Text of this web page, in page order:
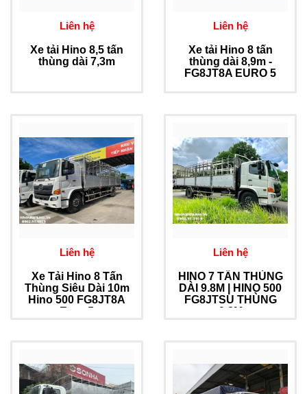
Liên hệ
Xe tải Hino 8,5 tấn
thùng dài 7,3m
Liên hệ
Xe tải Hino 8 tấn
thùng dài 8,9m -
FG8JT8A EURO 5
Liên hệ
Xe Tải Hino 8 Tấn
Thùng Siêu Dài 10m
Hino 500 FG8JT8A
Euro 5
Liên hệ
HINO 7 TẤN THÙNG
DÀI 9.8M | HINO 500
FG8JTSU THÙNG
9.8M